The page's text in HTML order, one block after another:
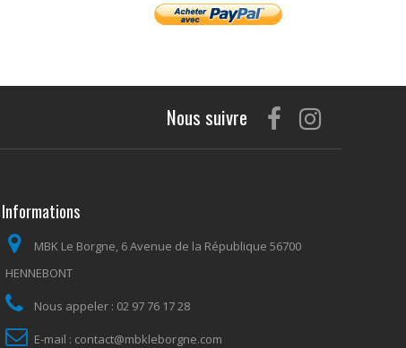
Nous suivre
Informations
MBK Le Borgne, 6 Avenue de la République 56700
HENNEBONT
Nous appeler : 02 97 76 17 28
E-mail : contact@mbkleborgne.com